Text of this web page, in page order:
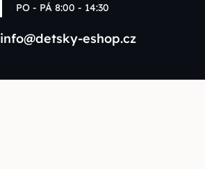
PO - PÁ 8:00 - 14:30
info@detsky-eshop.cz